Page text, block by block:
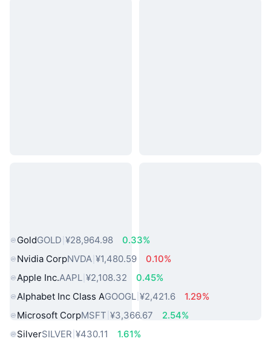
GoldGOLD ¥28,964.98
0.33%
Nvidia CorpNVDA ¥1,480.59
0.10%
Apple Inc.AAPL ¥2,108.32
0.45%
Alphabet Inc Class AGOOGL ¥2,421.6
1.29%
Microsoft CorpMSFT ¥3,366.67
2.54%
SilverSILVER ¥430.11
1.61%